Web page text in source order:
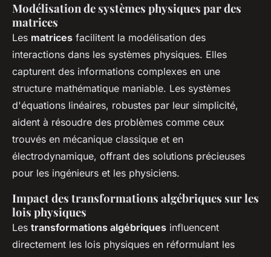
Modélisation de systèmes physiques par des
matrices
Les matrices facilitent la modélisation des
interactions dans les systèmes physiques. Elles
capturent des informations complexes en une
structure mathématique maniable. Les systèmes
d'équations linéaires, robustes par leur simplicité,
aident à résoudre des problèmes comme ceux
trouvés en mécanique classique et en
électrodynamique, offrant des solutions précieuses
pour les ingénieurs et les physiciens.
Impact des transformations algébriques sur les
lois physiques
Les transformations algébriques influencent
directement les lois physiques en réformulant les